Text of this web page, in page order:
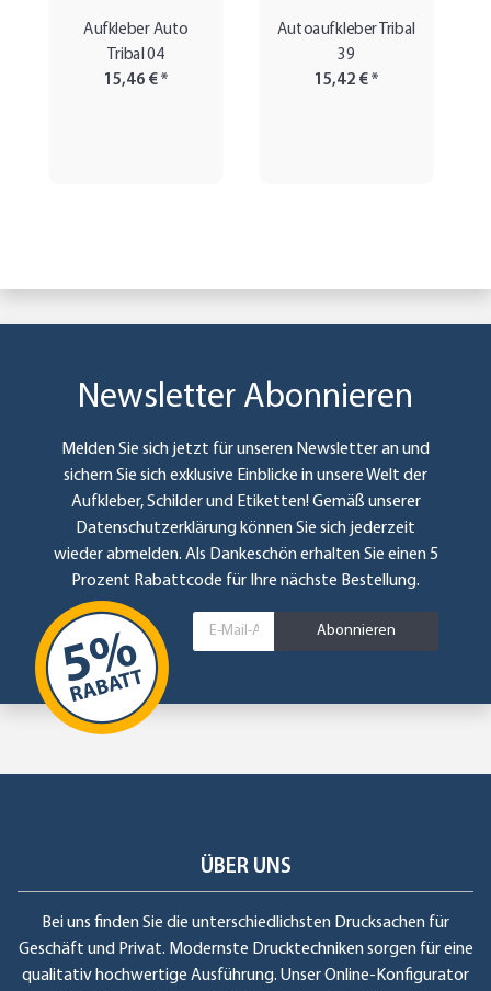
Aufkleber Auto
Tribal 04
15,46 €*
Autoaufkleber Tribal
39
15,42 €*
Newsletter Abonnieren
Melden Sie sich jetzt für unseren Newsletter an und
sichern Sie sich exklusive Einblicke in unsere Welt der
Aufkleber, Schilder und Etiketten! Gemäß unserer
Datenschutzerklärung können Sie sich jederzeit
wieder abmelden. Als Dankeschön erhalten Sie einen 5
Prozent Rabattcode für Ihre nächste Bestellung.
Abonnieren
ÜBER UNS
Bei uns finden Sie die unterschiedlichsten Drucksachen für
Geschäft und Privat. Modernste Drucktechniken sorgen für eine
qualitativ hochwertige Ausführung. Unser Online-Konfigurator